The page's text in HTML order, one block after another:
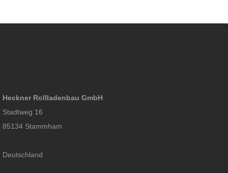
Heckner Rollladenbau GmbH
Stadtweg 16
85134 Stammham
Deutschland